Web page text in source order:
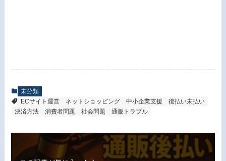
未分類
ECサイト運営
ネットショッピング 中小企業支援
後払い未払い
決済方法
消費者問題 社会問題 通販トラブル